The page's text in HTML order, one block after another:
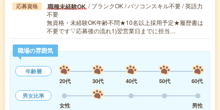
応募資格 職種未経験OK / ブランクOK / パソコンスキル不要 / 英語力
不要
無資格・未経験OK年齢不問★10名以上採用予定★履歴書は
不要です▽応募後の流れ1)翌営業日までに担当…
職場の雰囲気
年齢層
20代
30代 40代 50代
60代
男女比率
女性
男性